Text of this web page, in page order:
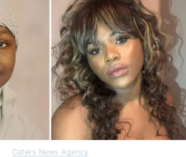
Caters News Agency